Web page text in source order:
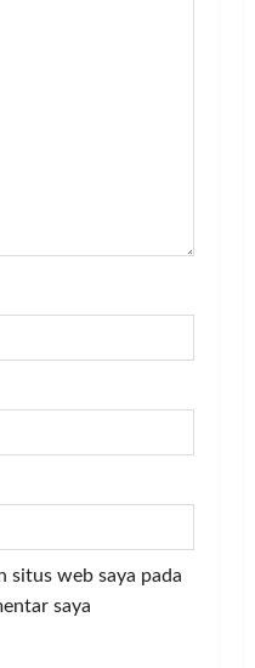
situs web saya pada
saya